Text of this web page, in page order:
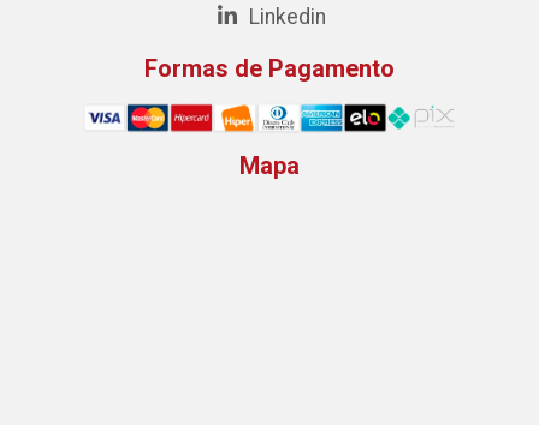
Linkedin
Formas de Pagamento
Mapa